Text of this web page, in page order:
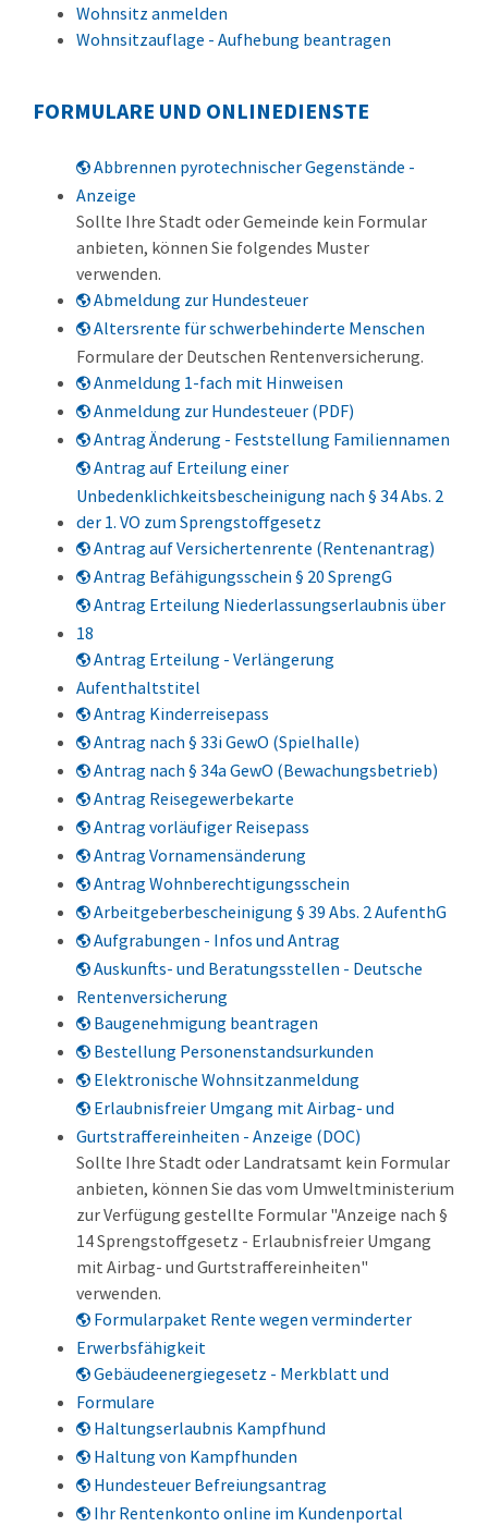
Wohnsitz anmelden
Wohnsitzauflage - Aufhebung beantragen
FORMULARE UND ONLINEDIENSTE
Abbrennen pyrotechnischer Gegenstände -
Anzeige
Sollte Ihre Stadt oder Gemeinde kein Formular
anbieten, können Sie folgendes Muster
verwenden.
Abmeldung zur Hundesteuer
Altersrente für schwerbehinderte Menschen
Formulare der Deutschen Rentenversicherung.
Anmeldung 1-fach mit Hinweisen
Anmeldung zur Hundesteuer (PDF)
Antrag Änderung - Feststellung Familiennamen
Antrag auf Erteilung einer
Unbedenklichkeitsbescheinigung nach § 34 Abs. 2
der 1. VO zum Sprengstoffgesetz
Antrag auf Versichertenrente (Rentenantrag)
Antrag Befähigungsschein § 20 SprengG
Antrag Erteilung Niederlassungserlaubnis über
18
Antrag Erteilung - Verlängerung
Aufenthaltstitel
Antrag Kinderreisepass
Antrag nach § 33i GewO (Spielhalle)
Antrag nach § 34a GewO (Bewachungsbetrieb)
Antrag Reisegewerbekarte
Antrag vorläufiger Reisepass
Antrag Vornamensänderung
Antrag Wohnberechtigungsschein
Arbeitgeberbescheinigung § 39 Abs. 2 AufenthG
Aufgrabungen - Infos und Antrag
Auskunfts- und Beratungsstellen - Deutsche
Rentenversicherung
Baugenehmigung beantragen
Bestellung Personenstandsurkunden
Elektronische Wohnsitzanmeldung
Erlaubnisfreier Umgang mit Airbag- und
Gurtstraffereinheiten - Anzeige (DOC)
Sollte Ihre Stadt oder Landratsamt kein Formular
anbieten, können Sie das vom Umweltministerium
zur Verfügung gestellte Formular "Anzeige nach §
14 Sprengstoffgesetz - Erlaubnisfreier Umgang
mit Airbag- und Gurtstraffereinheiten"
verwenden.
Formularpaket Rente wegen verminderter
Erwerbsfähigkeit
Gebäudeenergiegesetz - Merkblatt und
Formulare
Haltungserlaubnis Kampfhund
Haltung von Kampfhunden
Hundesteuer Befreiungsantrag
Ihr Rentenkonto online im Kundenportal